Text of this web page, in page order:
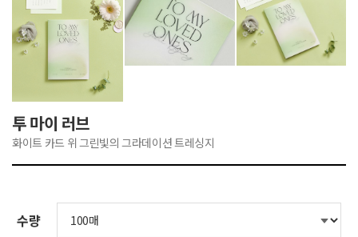
투 마이 러브
화이트 카드 위 그린빛의 그라데이션 트레싱지
수량